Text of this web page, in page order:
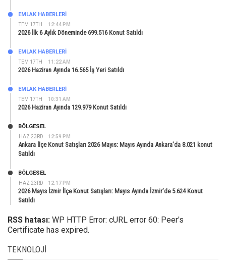
TEM 17TH 12:44 PM
EMLAK HABERLERI
2026 İlk 6 Aylık Döneminde 699.516 Konut Satıldı
TEM 17TH 11:22 AM
EMLAK HABERLERI
2026 Haziran Ayında 16.565 İş Yeri Satıldı
TEM 17TH 10:31 AM
EMLAK HABERLERI
2026 Haziran Ayında 129.979 Konut Satıldı
HAZ 23RD 12:59 PM
BÖLGESEL
Ankara İlçe Konut Satışları 2026 Mayıs: Mayıs Ayında Ankara’da 8.021 konut
Satıldı
HAZ 23RD 12:17 PM
BÖLGESEL
2026 Mayıs İzmir İlçe Konut Satışları: Mayıs Ayında İzmir’de 5.624 Konut
Satıldı
RSS hatası: WP HTTP Error: cURL error 60: Peer's
Certificate has expired.
TEKNOLOJI